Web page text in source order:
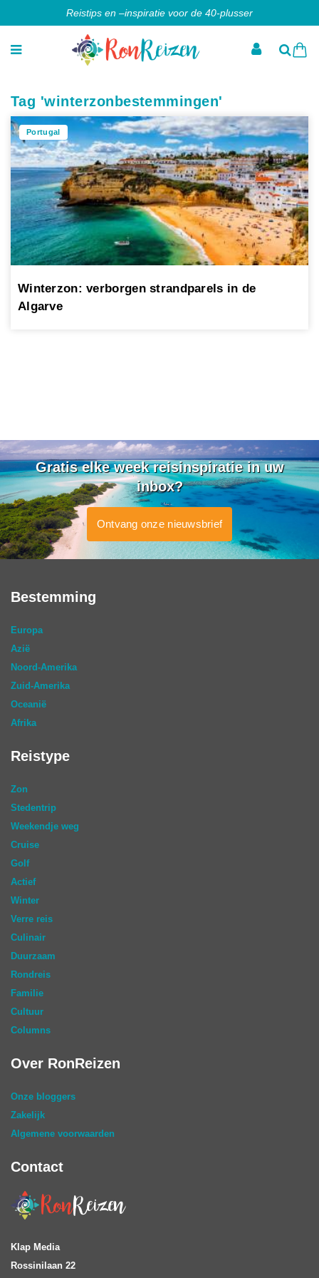
Reistips en –inspiratie voor de 40-plusser
Tag 'winterzonbestemmingen'
Portugal
Winterzon: verborgen strandparels in de
Algarve
Gratis elke week reisinspiratie in uw
inbox?
Ontvang onze nieuwsbrief
Bestemming
Europa
Azië
Noord-Amerika
Zuid-Amerika
Oceanië
Afrika
Reistype
Zon
Stedentrip
Weekendje weg
Cruise
Golf
Actief
Winter
Verre reis
Culinair
Duurzaam
Rondreis
Familie
Cultuur
Columns
Over RonReizen
Onze bloggers
Zakelijk
Algemene voorwaarden
Contact
Klap Media
Rossinilaan 22